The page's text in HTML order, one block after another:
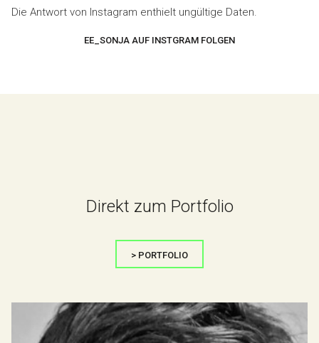
Die Antwort von Instagram enthielt ungültige Daten.
EE_SONJA AUF INSTGRAM FOLGEN
Direkt zum Portfolio
> PORTFOLIO